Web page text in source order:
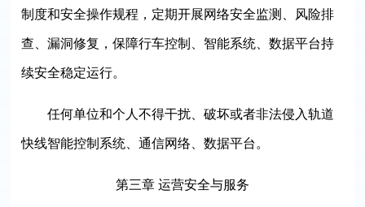
制度和安全操作规程，定期开展网络安全监测、风险排
查、漏洞修复，保障行车控制、智能系统、数据平台持
续安全稳定运行。
任何单位和个人不得干扰、破坏或者非法侵入轨道
快线智能控制系统、通信网络、数据平台。
第三章 运营安全与服务